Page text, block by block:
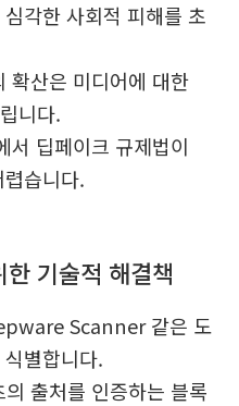
각한 사회적 피해를 초
확산은 미디어에 대한
니다.
서 딥페이크 규제법이
습니다.
기술적 해결책
Scanner 같은 도
별합니다.
의 출처를 인증하는 블록